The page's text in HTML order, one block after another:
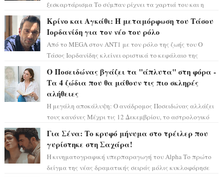
ξεσκαρτάρισμα Το σύμπαν ρίχνει τα χαρτιά του και η
Κρίνο και Αγκάθι: Η μεταμόρφωση του Τάσου
Ιορδανίδη για τον νέο του ρόλο
Από το MEGA στον ΑΝΤ1 με τον ρόλο της ζωής του Ο
Τάσος Ιορδανίδης κλείνει οριστικά το κεφάλαιο της
Ο Ποσειδώνας βγάζει τα "άπλυτα" στη φόρα -
Τα 4 ζώδια που θα μάθουν τις πιο σκληρές
αλήθειες
Η μεγάλη αποκάλυψη: Ο ανάδρομος Ποσειδώνας αλλάζει
τους κανόνες Μέχρι τις 12 Δεκεμβρίου, το αστρολογικό
Για Σένα: Το κρυφό μήνυμα στο τρέιλερ που
γυρίστηκε στη Σαχάρα!
Η κινηματογραφική υπερπαραγωγή του Alpha Το πρώτο
δείγμα της νέας δραματικής σειράς μόλις κυκλοφόρησε